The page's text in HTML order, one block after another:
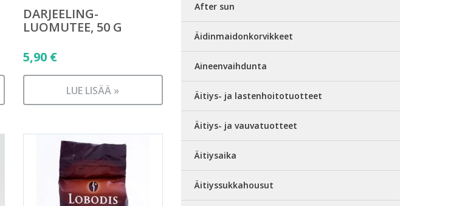
DARJEELING-
LUOMUTEE, 50 G
5,90 €
LUE LISÄÄ »
After sun
Äidinmaidonkorvikkeet
Aineenvaihdunta
Äitiys- ja lastenhoitotuotteet
Äitiys- ja vauvatuotteet
Äitiysaika
Äitiyssukkahousut